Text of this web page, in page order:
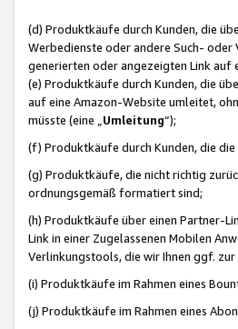
(d) Produktkäufe durch Kunden, die
Werbedienste oder andere Such- oder
generierten oder angezeigten Link
(e) Produktkäufe durch Kunden, die
auf eine Amazon-Website umleitet,
müsste (eine „ Umleitung“);
(f) Produktkäufe durch Kunden, die
(g) Produktkäufe, die nicht richtig
ordnungsgemäß formatiert sind;
(h) Produktkäufe über einen Partner-
Link in einer Zugelassenen Mobilen
Verlinkungstools, die wir Ihnen ggf.
(i) Produktkäufe im Rahmen eines
(j) Produktkäufe im Rahmen eines